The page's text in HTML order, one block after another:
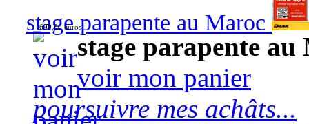
stage parapente au Maroc
690,00 euros
stage parapente
voir mon panier
poursuivre mes achâts...